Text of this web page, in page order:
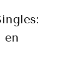
en